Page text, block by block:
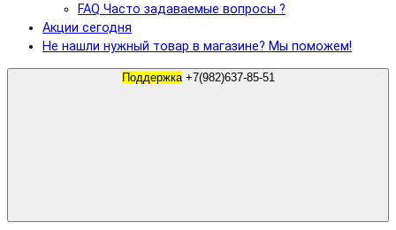
FAQ Часто задаваемые вопросы ?
Акции сегодня
Не нашли нужный товар в магазине? Мы поможем!
Поддержка +7(982)637-85-51